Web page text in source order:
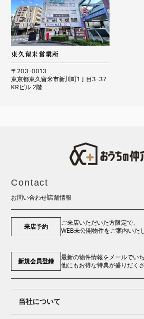
東久留米営業所
〒203-0013
東京都東久留米市新川町1丁目3-37
KRビル 2階
Contact
お問い合わせ 店舗情報
来店予約
ご来店いただいた方限定で、
WEB未公開物件をご案内いた
新規会員登録
最新の物件情報をメールでい
他にもお得な特典が盛りだく
当社について